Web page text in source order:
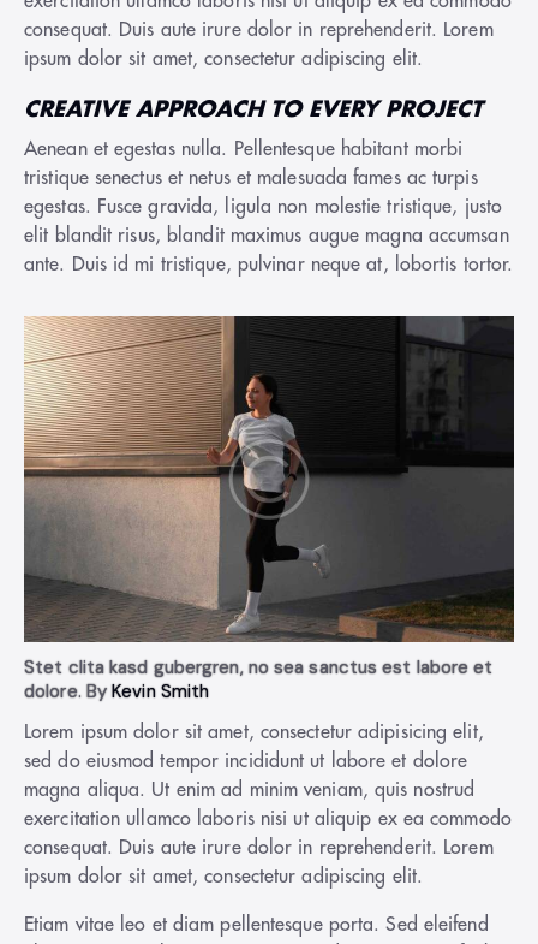
consequat. Duis aute irure dolor in reprehenderit. Lorem
ipsum dolor sit amet, consectetur adipiscing elit.
CREATIVE APPROACH TO EVERY PROJECT
Aenean et egestas nulla. Pellentesque habitant morbi
tristique senectus et netus et malesuada fames ac turpis
egestas. Fusce gravida, ligula non molestie tristique, justo
elit blandit risus, blandit maximus augue magna accumsan
ante. Duis id mi tristique, pulvinar neque at, lobortis tortor.
Stet clita kasd gubergren, no sea sanctus est labore et
dolore. ByKevin Smith
Lorem ipsum dolor sit amet, consectetur adipisicing elit,
sed do eiusmod tempor incididunt ut labore et dolore
magna aliqua. Ut enim ad minim veniam, quis nostrud
exercitation ullamco laboris nisi ut aliquip ex ea commodo
consequat. Duis aute irure dolor in reprehenderit. Lorem
ipsum dolor sit amet, consectetur adipiscing elit.
Etiam vitae leo et diam pellentesque porta. Sed eleifend